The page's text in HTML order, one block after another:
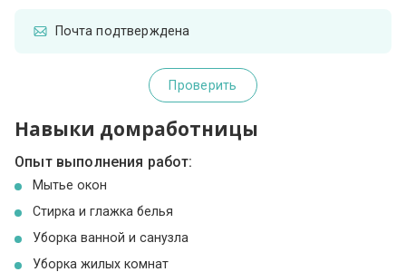
Почта подтверждена
Проверить
Навыки домработницы
Опыт выполнения работ:
Мытье окон
Стирка и глажка белья
Уборка ванной и санузла
Уборка жилых комнат